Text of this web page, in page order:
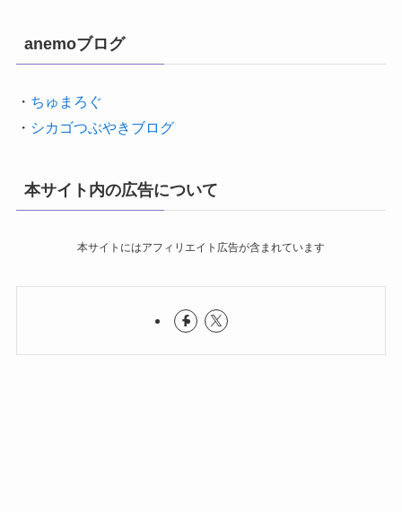
anemoブログ
・ ちゅまろぐ
・ シカゴつぶやきブログ
本サイト内の広告について
本サイトにはアフィリエイト広告が含まれています